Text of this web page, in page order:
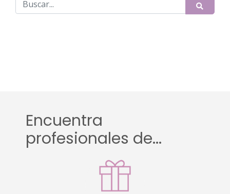
Encuentra
profesionales de...